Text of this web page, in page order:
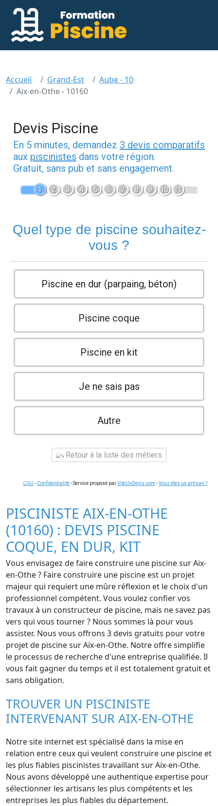
Accueil Grand-Est
Aube - 10
Aix-en-Othe - 10160
Devis Piscine
En 5 minutes, demandez 3 devis comparatifs
aux piscinistes dans votre région.
Gratuit, sans pub et sans engagement.
1 2 3 4 5 6 7 8 9 10 11
Quel type de piscine souhaitez-
vous ?
Piscine en dur (parpaing, béton)
Piscine coque
Piscine en kit
Je ne sais pas
Autre
Retour à la liste des métiers
CGU - Confidentialité- Service proposé parViteUnDevis.com -Vous êtes un artisan ?
PISCINISTE AIX-EN-OTHE
(10160) : DEVIS PISCINE
COQUE, EN DUR, KIT
Vous envisagez de faire construire une piscine sur Aix-
en-Othe ? Faire construire une piscine est un projet
majeur qui requiert une mûre réflexion et le choix d'un
professionnel compétent. Vous voulez confier vos
travaux à un constructeur de piscine, mais ne savez pas
vers qui vous tourner ? Nous sommes là pour vous
assister. Nous vous offrons 3 devis gratuits pour votre
projet de piscine sur Aix-en-Othe. Notre offre simplifie
le processus de recherche d'une entreprise qualifiée. Il
vous fait gagner du temps et il est totalement gratuit et
sans obligation.
TROUVER UN PISCINISTE
INTERVENANT SUR AIX-EN-OTHE
Notre site internet est spécialisé dans la mise en
relation entre ceux qui veulent construire une piscine et
les plus fiables piscinistes travaillant sur Aix-en-Othe.
Nous avons développé une authentique expertise pour
sélectionner les artisans les plus compétents et les
entreprises les plus fiables du département.